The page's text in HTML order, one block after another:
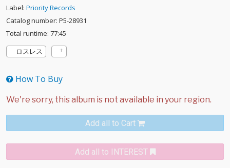
Label: Priority Records
Catalog number: P5-28931
Total runtime: 77:45
ロスレス
How To Buy
Add all to Cart
Add all to INTEREST